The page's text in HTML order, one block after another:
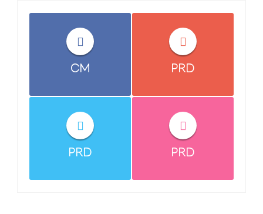
CM PRD
PRD PRD